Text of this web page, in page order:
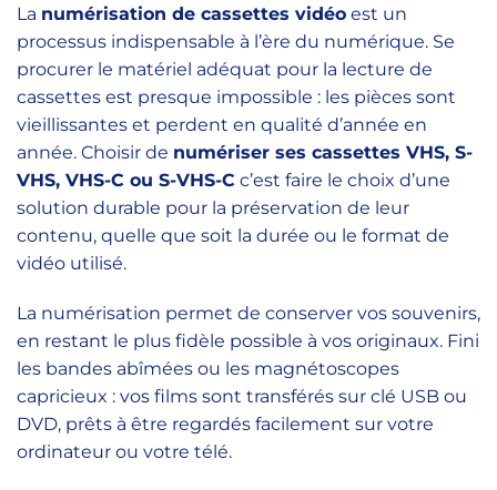
La numérisation de cassettes vidéo est un
processus indispensable à l’ère du numérique. Se
procurer le matériel adéquat pour la lecture de
cassettes est presque impossible : les pièces sont
vieillissantes et perdent en qualité d’année en
année. Choisir de numériser ses cassettes VHS, S-
VHS, VHS-C ou S-VHS-C c’est faire le choix d’une
solution durable pour la préservation de leur
contenu, quelle que soit la durée ou le format de
vidéo utilisé.
La numérisation permet de conserver vos souvenirs,
en restant le plus fidèle possible à vos originaux. Fini
les bandes abîmées ou les magnétoscopes
capricieux : vos films sont transférés sur clé USB ou
DVD, prêts à être regardés facilement sur votre
ordinateur ou votre télé.